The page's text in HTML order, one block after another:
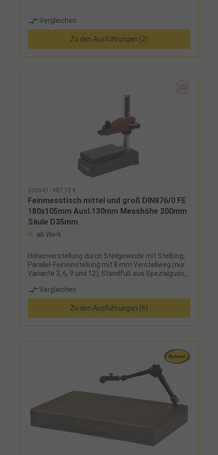
Vergleichen
Zu den Ausführungen (2)
338543 - 987,70 €
Feinmesstisch mittel und groß DIN876/0 FE
180x105mm Ausl.130mm Messhöhe 200mm
Säule D35mm
ab Werk
Höhenverstellung durch Steilgewinde mit Stellring,
Parallel-Feineinstellung mit 8 mm Verstellweg (nur
Variante 3, 6, 9 und 12), Standfuß aus Spezialguss,
Vergleichen
Zu den Ausführungen (6)